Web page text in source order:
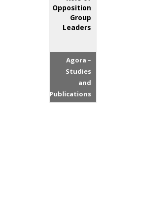
Opposition
Group
Leaders
Agora –
Studies
and
Publications